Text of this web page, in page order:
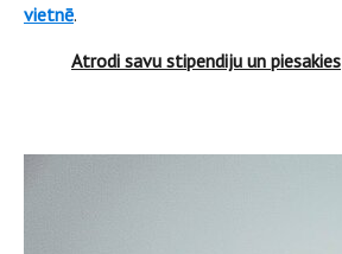
vietnē.
Atrodi savu stipendiju un piesakies